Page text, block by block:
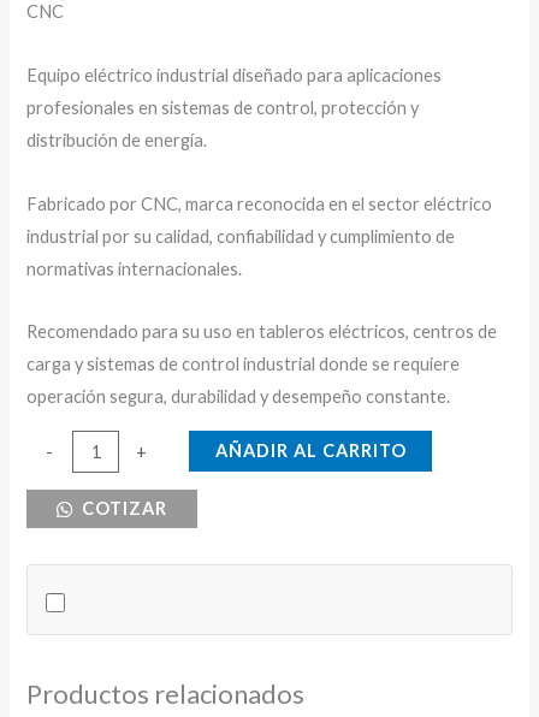
CNC
Equipo eléctrico industrial diseñado para aplicaciones
profesionales en sistemas de control, protección y
distribución de energía.
Fabricado por CNC, marca reconocida en el sector eléctrico
industrial por su calidad, confiabilidad y cumplimiento de
normativas internacionales.
Recomendado para su uso en tableros eléctricos, centros de
carga y sistemas de control industrial donde se requiere
operación segura, durabilidad y desempeño constante.
-
SENSOR
FINAL
RODILLO
240V
CNC
+ AÑADIR AL CARRITO
COTIZAR
Productos relacionados